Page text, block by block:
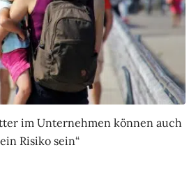
im Unternehmen können auch
ein Risiko sein“